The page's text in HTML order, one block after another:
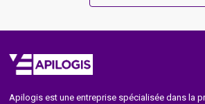
Apilogis est une entreprise spécialisée dans la